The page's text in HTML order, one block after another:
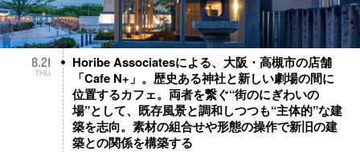
8.21
THU
Horibe Associatesによる、大阪・高槻市の店舗
「Cafe N+」。歴史ある神社と新しい劇場の間に
位置するカフェ。両者を繋ぐ“街のにぎわいの
場”として、既存風景と調和しつつも“主体的”な建
築を志向。素材の組合せや形態の操作で新旧の建
築との関係を構築する